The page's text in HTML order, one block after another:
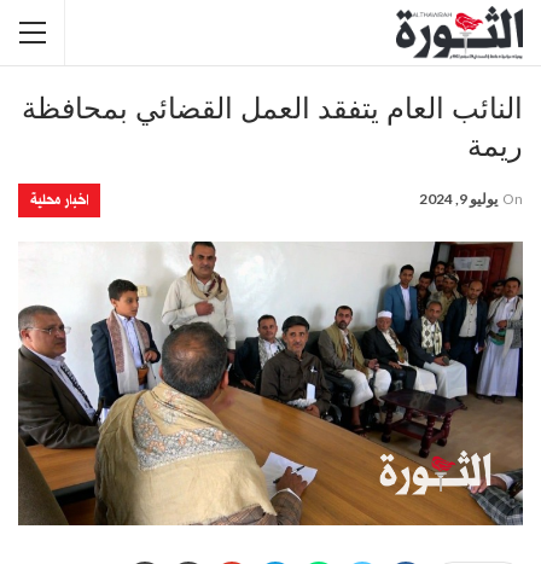
النائب العام يتفقد العمل القضائي بمحافظة
ريمة
اخبار محلية On يوليو 9, 2024